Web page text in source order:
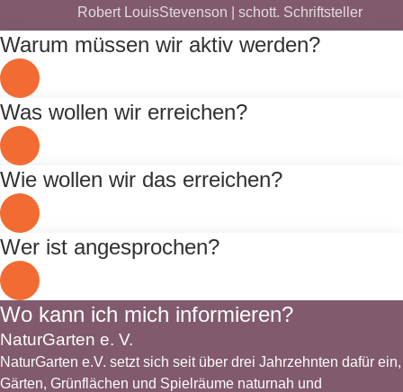
Robert LouisStevenson | schott. Schriftsteller
Warum müssen wir aktiv werden?
Was wollen wir erreichen?
Wie wollen wir das erreichen?
Wer ist angesprochen?
Wo kann ich mich informieren?
© NaturGarten e. V.
NaturGarten e. V.
NaturGarten e.V. setzt sich seit über drei Jahrzehnten dafür ein,
Gärten, Grünflächen und Spielräume naturnah und